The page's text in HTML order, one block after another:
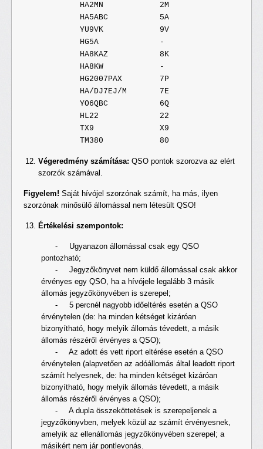
HA2MN 2M
HA5ABC 5A
YU9VK 9V
HG5A -
HA8KAZ 8K
HA8KW -
HG2007PAX 7P
HA/DJ7EJ/M 7E
YO6QBC 6Q
HL22 22
TX9 X9
TM380 80
Végeredmény számítása: QSO pontok szorozva az elért
szorzók számával.
Figyelem! Saját hívójel szorzónak számít, ha más, ilyen
szorzónak minősülő állomással nem létesült QSO!
Értékelési szempontok:
- Ugyanazon állomással csak egy QSO
pontozható;
- Jegyzőkönyvet nem küldő állomással csak akkor
érvényes egy QSO, ha a hívójele legalább 3 másik
állomás jegyzőkönyvében is szerepel;
- 5 percnél nagyobb időeltérés esetén a QSO
érvénytelen (de: ha minden kétséget kizáróan
bizonyítható, hogy melyik állomás tévedett, a másik
állomás részéről érvényes a QSO);
- Az adott és vett riport eltérése esetén a QSO
érvénytelen (alapvetően az adóállomás által leadott riport
számít helyesnek, de: ha minden kétséget kizáróan
bizonyítható, hogy melyik állomás tévedett, a másik
állomás részéről érvényes a QSO);
- A dupla összeköttetések is szerepeljenek a
jegyzőkönyvben, melyek közül az számít érvényesnek,
amelyik az ellenállomás jegyzőkönyvében szerepel; a
másikért nem jár pontlevonás.